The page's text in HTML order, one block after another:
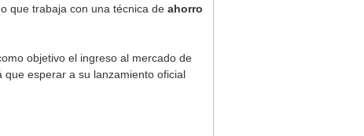
que trabaja con una técnica de ahorro
objetivo el ingreso al mercado de
esperar a su lanzamiento oficial